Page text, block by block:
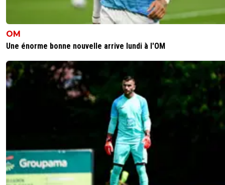
OM
Une énorme bonne nouvelle arrive lundi à l'OM